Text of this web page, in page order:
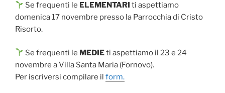
Se frequenti le ELEMENTARIti aspettiamo
domenica 17 novembre presso la Parrocchia di Cristo
Risorto.
Se frequenti le MEDIEti aspettiamo il 23 e 24
novembre a Villa Santa Maria (Fornovo).
Per iscriversi compilare il form.